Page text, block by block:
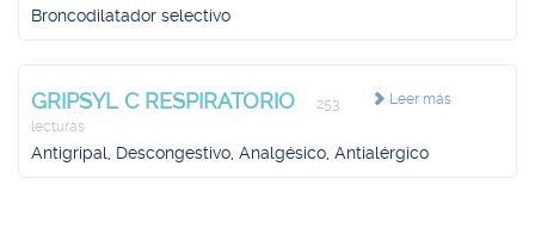
Broncodilatador selectivo
Leer más
GRIPSYL C RESPIRATORIO
253
lecturas
Antigripal, Descongestivo, Analgésico, Antialérgico